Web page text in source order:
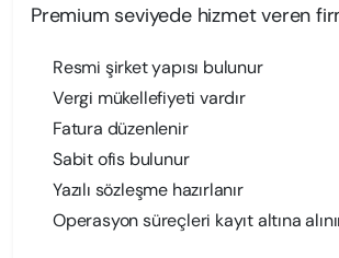
Premium seviyede hizmet veren
Resmi şirket yapısı bulunur
Vergi mükellefiyeti vardır
Fatura düzenlenir
Sabit ofis bulunur
Yazılı sözleşme hazırlanır
Operasyon süreçleri kayıt altına